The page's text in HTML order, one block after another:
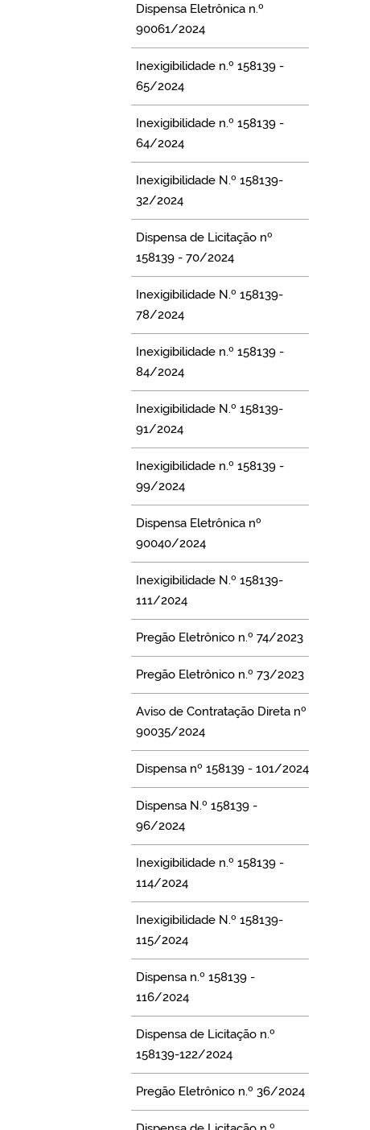
Dispensa Eletrônica n.º
90061/2024
Inexigibilidade n.º 158139 -
65/2024
Inexigibilidade n.º 158139 -
64/2024
Inexigibilidade N.º 158139-
32/2024
Dispensa de Licitação nº
158139 - 70/2024
Inexigibilidade N.º 158139-
78/2024
Inexigibilidade n.º 158139 -
84/2024
Inexigibilidade N.º 158139-
91/2024
Inexigibilidade n.º 158139 -
99/2024
Dispensa Eletrônica nº
90040/2024
Inexigibilidade N.º 158139-
111/2024
Pregão Eletrônico n.º 74/2023
Pregão Eletrônico n.º 73/2023
Aviso de Contratação Direta nº
90035/2024
Dispensa nº 158139 - 101/2024
Dispensa N.º 158139 -
96/2024
Inexigibilidade n.º 158139 -
114/2024
Inexigibilidade N.º 158139-
115/2024
Dispensa n.º 158139 -
116/2024
Dispensa de Licitação n.º
158139-122/2024
Pregão Eletrônico n.º 36/2024